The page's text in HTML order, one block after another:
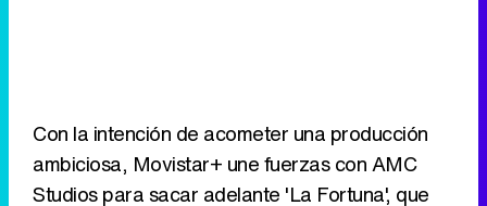
Con la intención de acometer una producción
ambiciosa, Movistar+ une fuerzas con AMC
Studios para sacar adelante 'La Fortuna', que